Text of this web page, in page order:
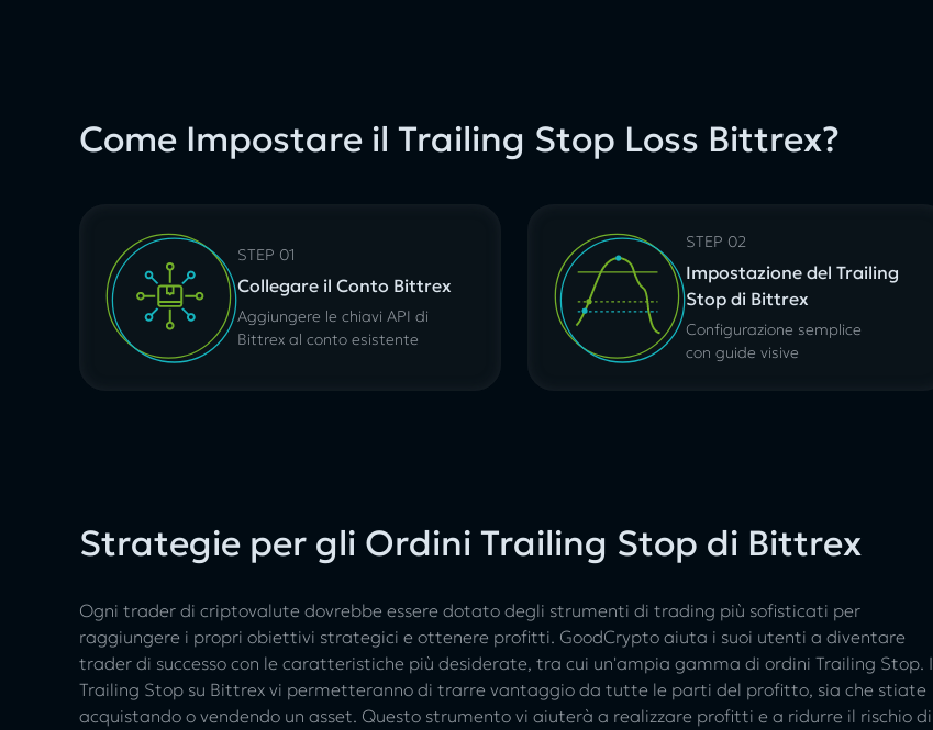
Come Impostare il Trailing Stop Loss Bittrex?
STEP 01
Collegare il Conto Bittrex
Aggiungere le chiavi API di
Bittrex al conto esistente
STEP 02
Impostazione del Trailing
Stop di Bittrex
Configurazione semplice
con guide visive
Strategie per gli Ordini Trailing Stop di Bittrex
Ogni trader di criptovalute dovrebbe essere dotato degli strumenti di trading più sofisticati per
raggiungere i propri obiettivi strategici e ottenere profitti. GoodCrypto aiuta i suoi utenti a diventare
trader di successo con le caratteristiche più desiderate, tra cui un'ampia gamma di ordini Trailing Stop. I
Trailing Stop su Bittrex vi permetteranno di trarre vantaggio da tutte le parti del profitto, sia che stiate
acquistando o vendendo un asset. Questo strumento vi aiuterà a realizzare profitti e a ridurre il rischio di